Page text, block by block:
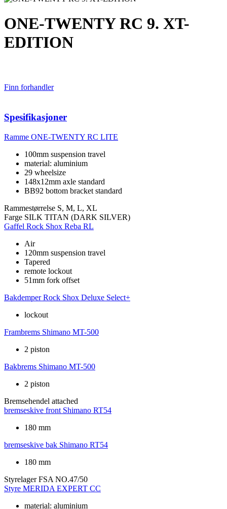
ONE-TWENTY RC 9. XT-
EDITION
Finn forhandler
Spesifikasjoner
Ramme ONE-TWENTY RC LITE
100mm suspension travel
material: aluminium
29 wheelsize
148x12mm axle standard
BB92 bottom bracket standard
Rammestørrelse S, M, L, XL
Farge SILK TITAN (DARK SILVER)
Gaffel Rock Shox Reba RL
Air
120mm suspension travel
Tapered
remote lockout
51mm fork offset
Bakdemper Rock Shox Deluxe Select+
lockout
Frambrems Shimano MT-500
2 piston
Bakbrems Shimano MT-500
2 piston
Bremsehendel attached
bremseskive front Shimano RT54
180 mm
bremseskive bak Shimano RT54
180 mm
Styrelager FSA NO.47/50
Styre MERIDA EXPERT CC
material: aluminium